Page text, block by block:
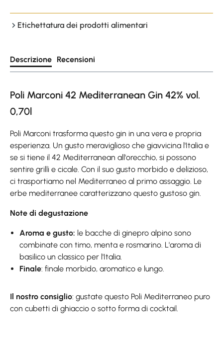
Etichettatura dei prodotti alimentari
Descrizione Recensioni
Poli Marconi 42 Mediterranean Gin 42% vol.
0,70l
Poli Marconi trasforma questo gin in una vera e propria
esperienza. Un gusto meraviglioso che giavvicina l'Italia e
se si tiene il 42 Mediterranean all'orecchio, si possono
sentire grilli e cicale. Con il suo gusto morbido e delizioso,
ci trasportiamo nel Mediterraneo al primo assaggio. Le
erbe mediterranee caratterizzano questo gustoso gin.
Note di degustazione
Aroma e gusto: le bacche di ginepro alpino sono
combinate con timo, menta e rosmarino. L'aroma di
basilico un classico per l'Italia.
Finale: finale morbido, aromatico e lungo.
Il nostro consiglio: gustate questo Poli Mediterraneo puro
con cubetti di ghiaccio o sotto forma di cocktail.